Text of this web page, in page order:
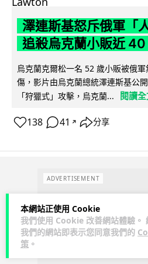
本網站正使用 Cookie
我們使用 Cookie 改善網站體驗。
我們的網站即表示您同意我們的
策 。
澤連斯基怒斥俄軍「
追殺烏克蘭小販近
烏克蘭克爾松一名 52 歲小販被俄
傷，影片由烏克蘭總統澤連斯基公
「狩獵式」攻擊，烏克蘭...
閱讀
138 41 ↗ 分享
ADVERTISEMENT